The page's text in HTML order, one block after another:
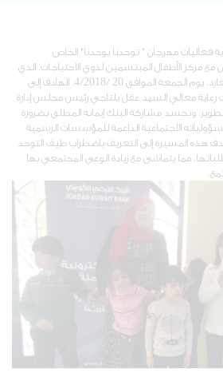
فعاليات مهرجان " توحدنا يوحدنا" الخاص
مع مركز الأطفال المبتسمين لذوي الاحتياجات، الذي
استضافه مول العبدلي –البوليفارد، يوم الجمعة الموافق 20 /4/2018، الهادف إلى
معالي السيد عقل بلتاجي رئيس مجلس إدارة
وتجسد مشاركة البنك إيمانه المطلق بضرورة
الاجتماعية الداعمة للمؤسسات الرسمية
هذه المسيرة إلى التعريف باضطراب طيف التوحد
مما يتماشى مع زيادة الوعي المجتمعي بها